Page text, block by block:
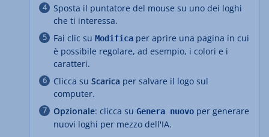
Sposta il puntatore del mouse su uno dei loghi
che ti interessa.
Fai clic su Modifica per aprire una pagina in cui
è possibile regolare, ad esempio, i colori e i
caratteri.
Clicca su Scarica per salvare il logo sul
computer.
Opzionale: clicca su Genera nuovo per generare
nuovi loghi per mezzo dell'IA.